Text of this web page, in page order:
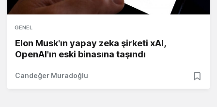
GENEL
Elon Musk'ın yapay zeka şirketi xAI,
OpenAI'ın eski binasına taşındı
Candeğer Muradoğlu